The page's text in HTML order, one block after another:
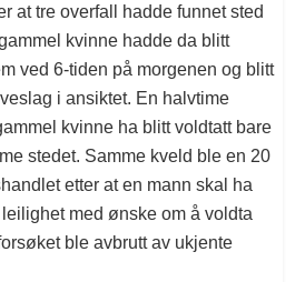
at tre overfall hadde funnet sted
kvinne hadde da blitt
ved 6-tiden på morgenen og blitt
i ansiktet. En halvtime
kvinne ha blitt voldtatt bare
stedet. Samme kveld ble en 20
etter at en mann skal ha
med ønske om å voldta
ble avbrutt av ukjente